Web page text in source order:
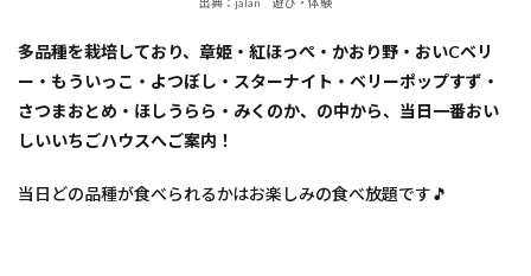
多品種を栽培しており、章姫・紅ほっぺ・かおり野・おいCベリ
ー・もういっこ・よつぼし・スターナイト・ベリーポップすず・
さつまおとめ・ほしうらら・みくのか、の中から、当日一番おい
しいいちごハウスへご案内！
当日どの品種が食べられるかはお楽しみの食べ放題です🎵